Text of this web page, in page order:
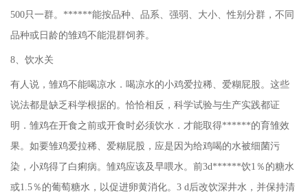
500只一群。******能按品种、品系、强弱、大小、性别分群，不同
品种或日龄的雏鸡不能混群饲养。
8、饮水关
有人说，雏鸡不能喝凉水．喝凉水的小鸡爱拉稀、爱糊屁股。这些
说法都是缺乏科学根据的。恰恰相反，科学试验与生产实践都证
明．雏鸡在开食之前或开食时必须饮水．才能取得******的育雏效
果。如要雏鸡爱拉稀、爱糊屁股，应是因为给鸡喝的水被细菌污
染，小鸡得了白痢病。雏鸡应该及早喂水。前3d******饮1％的糖水
或1.5％的葡萄糖水，以促进卵黄消化。3 d后改饮深井水，并保持清